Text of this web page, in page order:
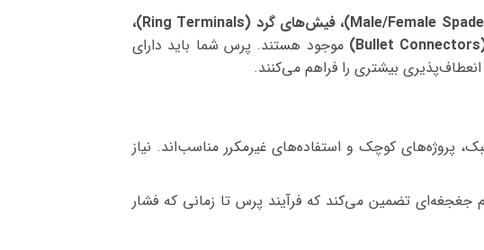
فیش‌های نری و مادگی (Male/Female Spade Connectors)، فیش‌های گرد (Ring Terminals)،
موجود هستند. پرس شما باید دارای
بیشتری را فراهم می‌کنند.
پروژه‌های کوچک و استفاده‌های غیرمکرر مناسب‌اند. نیاز
تضمین می‌کند که فرآیند پرس تا زمانی که فشار